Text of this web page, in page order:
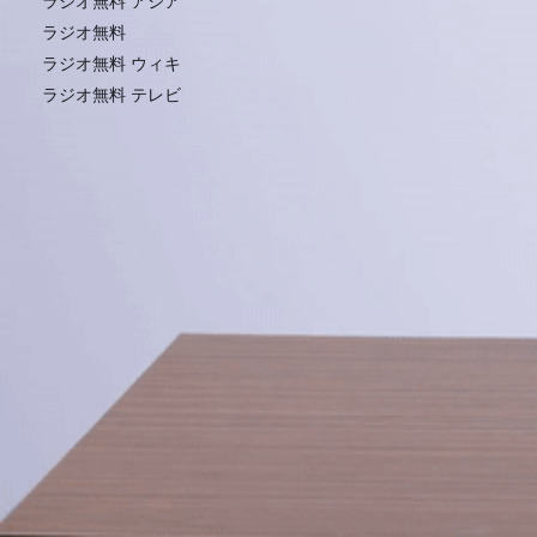
ラジオ無料
ラジオ無料 ウィキ
ラジオ無料 テレビ